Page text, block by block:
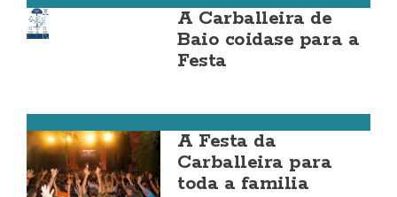
A Carballeira de
Baio coidase para a
Festa
A Festa da
Carballeira para
toda a familia